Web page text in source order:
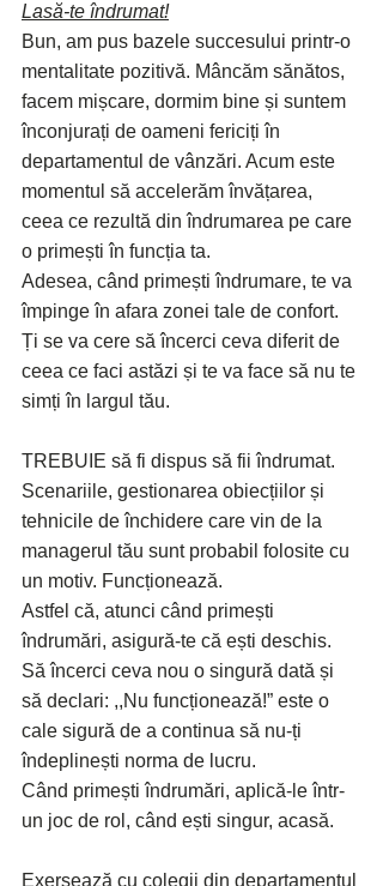
Lasă-te îndrumat!
Bun, am pus bazele succesului printr-o
mentalitate pozitivă. Mâncăm sănătos,
facem mișcare, dormim bine și suntem
înconjurați de oameni fericiți în
departamentul de vânzări. Acum este
momentul să accelerăm învățarea,
ceea ce rezultă din îndrumarea pe care
o primești în funcția ta.
Adesea, când primești îndrumare, te va
împinge în afara zonei tale de confort.
Ți se va cere să încerci ceva diferit de
ceea ce faci astăzi și te va face să nu te
simți în largul tău.
TREBUIE să fi dispus să fii îndrumat.
Scenariile, gestionarea obiecțiilor și
tehnicile de închidere care vin de la
managerul tău sunt probabil folosite cu
un motiv. Funcționează.
Astfel că, atunci când primești
îndrumări, asigură-te că ești deschis.
Să încerci ceva nou o singură dată și
să declari: ,,Nu funcționează!” este o
cale sigură de a continua să nu-ți
îndeplinești norma de lucru.
Când primești îndrumări, aplică-le într-
un joc de rol, când ești singur, acasă.
Exersează cu colegii din departamentul